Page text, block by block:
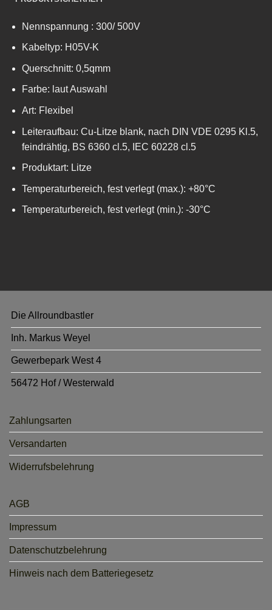
Nennspannung : 300/ 500V
Kabeltyp: H05V-K
Querschnitt: 0,5qmm
Farbe: laut Auswahl
Art: Flexibel
Leiteraufbau: Cu-Litze blank, nach DIN VDE 0295 Kl.5,
feindrähtig, BS 6360 cl.5, IEC 60228 cl.5
Produktart: Litze
Temperaturbereich, fest verlegt (max.): +80°C
Temperaturbereich, fest verlegt (min.): -30°C
Die Allroundbastler
Inh. Markus Weyel
Gewerbepark West 4
56472 Hof / Westerwald
Zahlungsarten
Versandarten
Widerrufsbelehrung
AGB
Impressum
Datenschutzbelehrung
Hinweis nach dem Batteriegesetz